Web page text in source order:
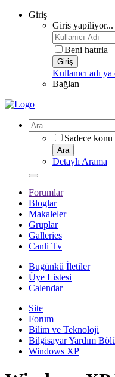
Giriş
Giris yapiliyor...
Beni hatırla
Giriş
Kullanıcı adı
Bağlan
Sadece konu
Ara
Detaylı Arama
Forumlar
Bloglar
Makaleler
Gruplar
Galleries
Canli Tv
Bugünkü İletiler
Üye Listesi
Calendar
Site
Forum
Bilim ve Teknoloji
Bilgisayar Yardım
Windows XP